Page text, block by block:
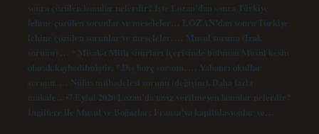
sonra çözülen konular nelerdir? İşte Lozan’dan sonra Türkiye
lehine çözülen sorunlar ve meseleler… LOZAN’dan sonra Türkiye
lehine çözülen sorunlar ve meseleler. … Musul sorunu (Irak
sorunu) … * Misak-ı Milli sınırları içerisinde bulunan Musul kesin
olarak kaybedilmiştir. * Dış borç sorunu. … Yabancı okullar
sorunu. … Nüfus mübadelesi sorunu (değişim). Daha fazla
makale…•7 Eylül 2020 Lozan’da taviz verilmeyen konular nelerdir?
İngiltere ile Musul ve Boğazlar; Fransa’ya kapitülasyonlar ve…